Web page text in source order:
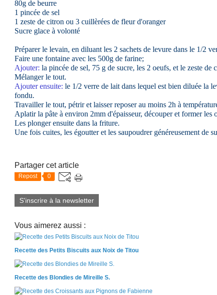
80g de beurre
1 pincée de sel
1 zeste de citron ou 3 cuillèrées de fleur d'oranger
Sucre glace à volonté
Préparer le levain, en diluant les 2 sachets de levure dans le 1/2
Faire une fontaine avec les 500g de farine;
Ajouter: la pincée de sel, 75 g de sucre, les 2 oeufs, et le zeste de
Mélanger le tout.
Ajouter ensuite: le 1/2 verre de lait dans lequel est bien diluée la
fondu.
Travailler le tout, pétrir et laisser reposer au moins 2h à
Aplatir la pâte à environ 2mm d'épaisseur, découper et former les
Les plonger ensuite dans la friture.
Une fois cuites, les égoutter et les saupoudrer généreusement de
Partager cet article
Repost 0
S'inscrire à la newsletter
Vous aimerez aussi :
Recette des Petits Biscuits aux Noix de Titou
Recette des Blondies de Mireille S.